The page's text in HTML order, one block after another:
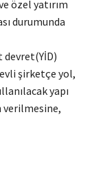
özel yatırım
durumunda
devret(YİD)
şirketçe yol,
yapı